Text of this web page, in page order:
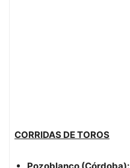
CORRIDAS DE TOROS